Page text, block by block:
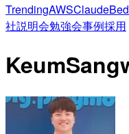
TrendingAWSClaude
社説明会勉強会事例採用